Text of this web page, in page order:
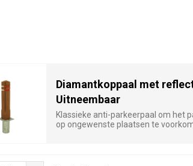
Diamantkoppaal met
Uitneembaar
Klassieke anti-parkeerpaal om het
op ongewenste plaatsen te